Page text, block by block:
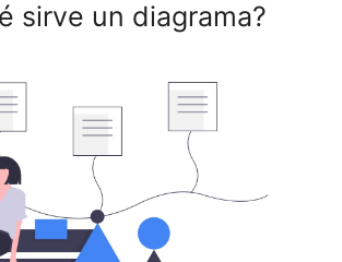
sirve un diagrama?